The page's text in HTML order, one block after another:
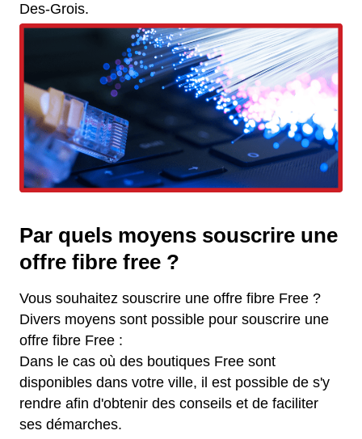
Des-Grois.
Par quels moyens souscrire une
offre fibre free ?
Vous souhaitez souscrire une offre fibre Free ?
Divers moyens sont possible pour souscrire une
offre fibre Free :
Dans le cas où des boutiques Free sont
disponibles dans votre ville, il est possible de s'y
rendre afin d'obtenir des conseils et de faciliter
ses démarches.